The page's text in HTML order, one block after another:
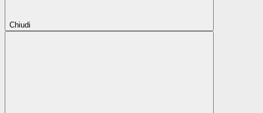
Chiudi